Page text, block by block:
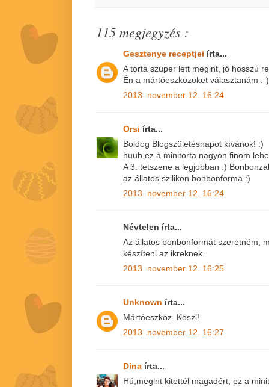
115 megjegyzés :
Gesztenye receptjei írta...
A torta szuper lett megint, jó hosszú
Én a mártóeszközöket választanám :-
2013. november 12. 16:24
Orsi írta...
Boldog Blogszületésnapot kívánok! :)
huuh,ez a minitorta nagyon finom
A 3. tetszene a legjobban :)
az állatos szilikon bonbonforma :)
2013. november 12. 16:24
Névtelen írta...
Az állatos bonbonformát szeretném,
készíteni az ikreknek.
2013. november 12. 16:25
Unknown írta...
Mártóeszköz. Köszi!
2013. november 12. 16:27
Dina írta...
Hű,megint kitettél magadért, ez a